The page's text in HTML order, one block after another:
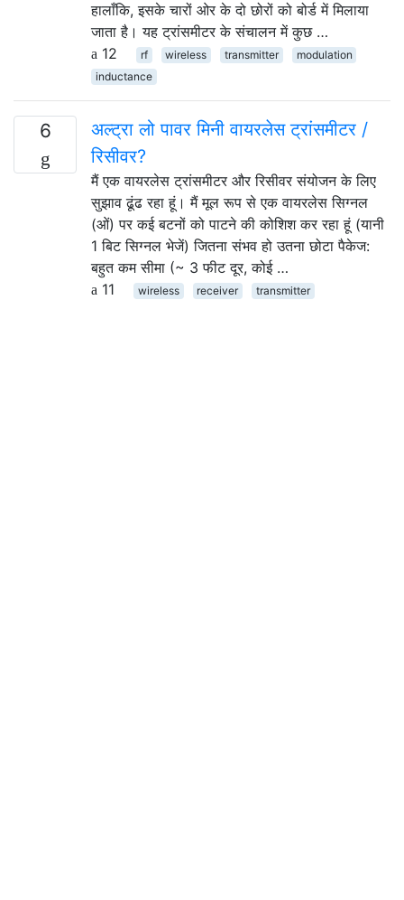
हालाँकि, इसके चारों ओर के दो छोरों को बोर्ड में मिलाया
जाता है। यह ट्रांसमीटर के संचालन में कुछ …
12
rf wireless transmitter
modulation
inductance
6
अल्ट्रा लो पावर मिनी वायरलेस ट्रांसमीटर /
रिसीवर?
मैं एक वायरलेस ट्रांसमीटर और रिसीवर संयोजन के लिए
सुझाव ढूंढ रहा हूं। मैं मूल रूप से एक वायरलेस सिग्नल
(ओं) पर कई बटनों को पाटने की कोशिश कर रहा हूं (यानी
1 बिट सिग्नल भेजें) जितना संभव हो उतना छोटा पैकेज:
बहुत कम सीमा (~ 3 फीट दूर, कोई …
11
wireless receiver transmitter